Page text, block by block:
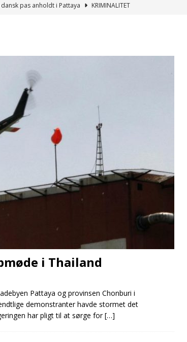
pas anholdt i Pattaya
KRIMINALITET
en fængselsstraf for narko i Thailand
i Thailand
Pattaya og provinsen Chonburi i
demonstranter havde stormet det
har pligt til at sørge for[…]